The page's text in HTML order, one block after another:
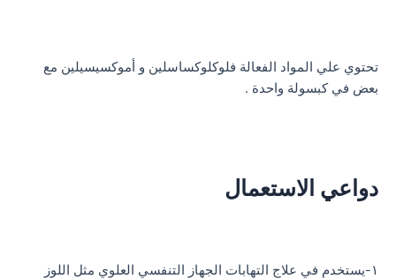
تحتوي علي المواد الفعالة فلوكلوكساسلين و أموكسيسيلين مع
بعض في كبسولة واحدة .
دواعي الاستعمال
١-يستخدم في علاج التهابات الجهاز التنفسي العلوي مثل اللوز